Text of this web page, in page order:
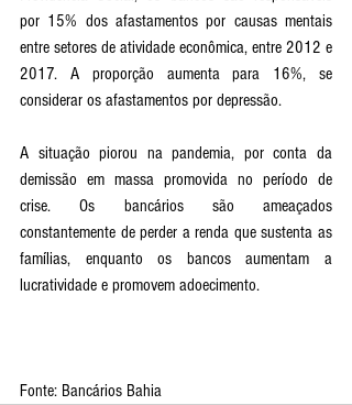
por 15% dos afastamentos por causas mentais
entre setores de atividade econômica, entre 2012 e
2017. A proporção aumenta para 16%, se
considerar os afastamentos por depressão.
A situação piorou na pandemia, por conta da
demissão em massa promovida no período de
crise. Os bancários são ameaçados
constantemente de perder a renda que sustenta as
famílias, enquanto os bancos aumentam a
lucratividade e promovem adoecimento.
Fonte: Bancários Bahia